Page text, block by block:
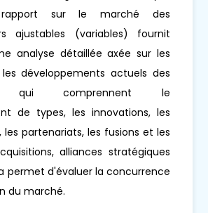
rapport sur le marché des
ajustables (variables) fournit
analyse détaillée axée sur les
développements actuels des
qui comprennent le
de types, les innovations, les
les partenariats, les fusions et les
alliances stratégiques
permet d'évaluer la concurrence
du marché.